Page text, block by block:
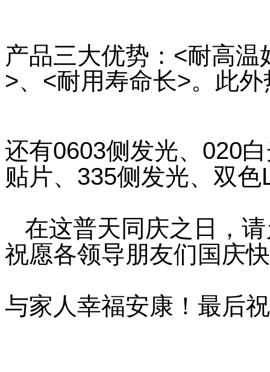
产品三大优势：<耐高
>、<耐用寿命长>。此
还有0603侧发光、020
贴片、335侧发光、双色
在这普天同庆之日，
祝愿各领导朋友们国庆
与家人幸福安康！最后